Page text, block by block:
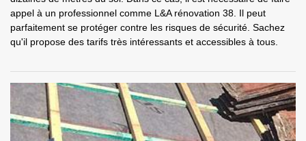
appel à un professionnel comme L&A rénovation 38. Il peut
parfaitement se protéger contre les risques de sécurité. Sachez
qu'il propose des tarifs très intéressants et accessibles à tous.